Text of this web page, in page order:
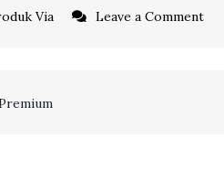
Via Leave a Commenton